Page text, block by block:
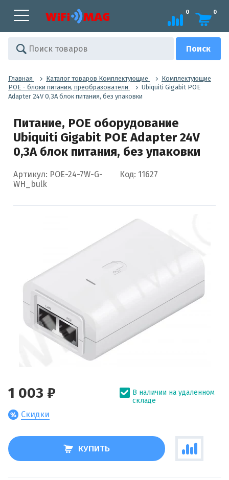
0 0
Главная Каталог товаров Комплектующие
Комплектующие
POE - блоки питания, преобразователи
Ubiquiti Gigabit POE
Adapter 24V 0,3A блок питания, без упаковки
Питание, POE оборудование
Ubiquiti Gigabit POE Adapter 24V
0,3A блок питания, без упаковки
Артикул: POE-24-7W-G-
WH_bulk
Код: 11627
1 003 ₽
Скидки
В наличии на удаленном
складе
КУПИТЬ